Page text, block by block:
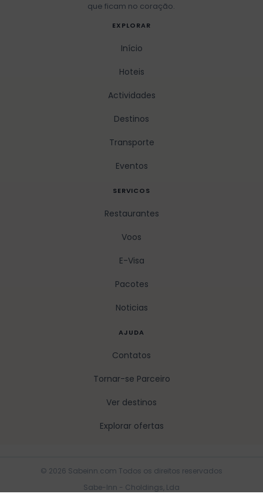
que ficam no coração.
EXPLORAR
Início
Hoteis
Actividades
Destinos
Transporte
Eventos
SERVICOS
Restaurantes
Voos
E-Visa
Pacotes
Noticias
AJUDA
Contatos
Tornar-se Parceiro
Ver destinos
Explorar ofertas
© 2026 Sabeinn.com Todos os direitos reservados
Sabe-Inn - Choldings, Lda